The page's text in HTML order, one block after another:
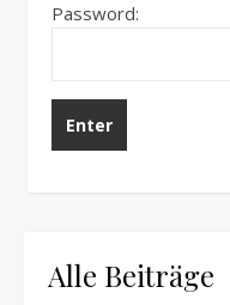
Password:
Alle Beiträge